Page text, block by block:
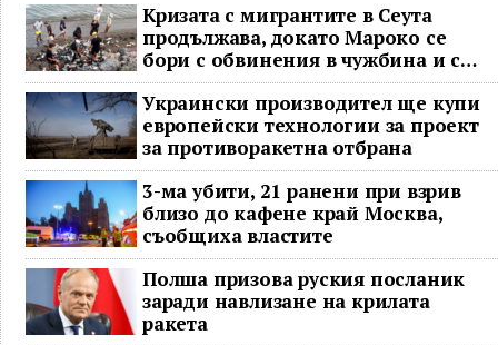
Кризата с мигрантите в Сеута
продължава, докато Мароко се
бори с обвинения в чужбина и с
гнева у дома
Украински производител ще купи
европейски технологии за проект
за противоракетна отбрана
3-ма убити, 21 ранени при взрив
близо до кафене край Москва,
съобщиха властите
Полша призова руския посланик
заради навлизане на крилата
ракета